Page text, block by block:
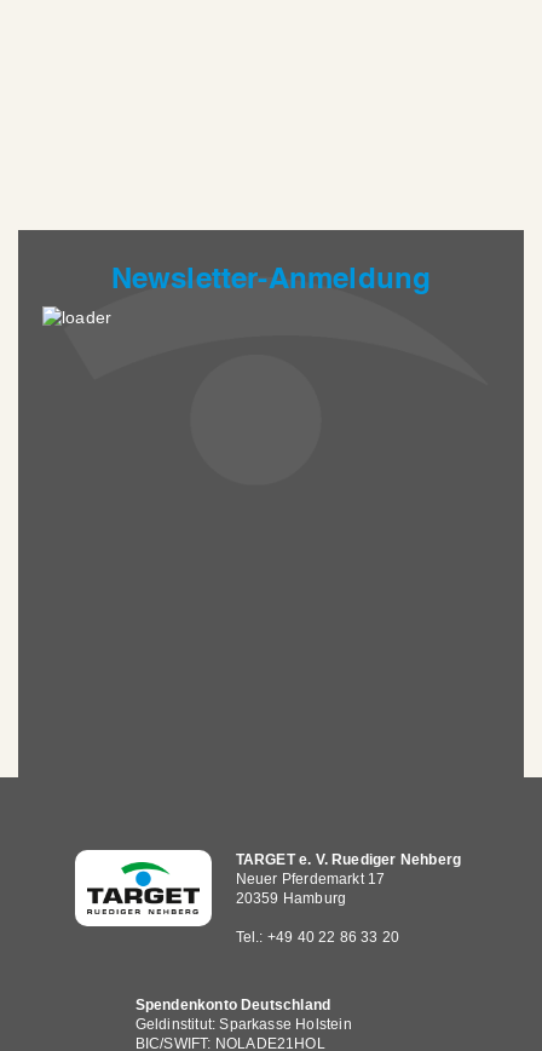
Newsletter-Anmeldung
Hauptnavigation
TARGET e. V. Ruediger Nehberg
Neuer Pferdemarkt 17
20359 Hamburg
Tel.: +49 40 22 86 33 20
Spendenkonto Deutschland
Geldinstitut: Sparkasse Holstein
BIC/SWIFT: NOLADE21HOL